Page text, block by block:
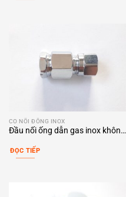
CO NỐI ĐỒNG INOX
Đầu nối ống dẫn gas inox không
ĐỌC TIẾP